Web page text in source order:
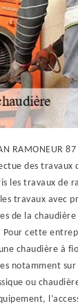
RAMONEUR
des travaux
les travaux de
travaux avec
de la
Pour cette
chaudière à
notamment
ou